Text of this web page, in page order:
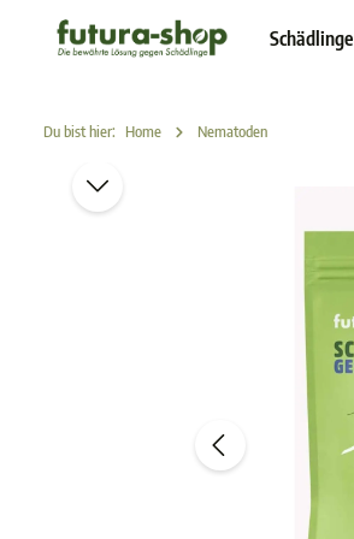
springen Schädlinge
Du bist hier: Home Nematoden